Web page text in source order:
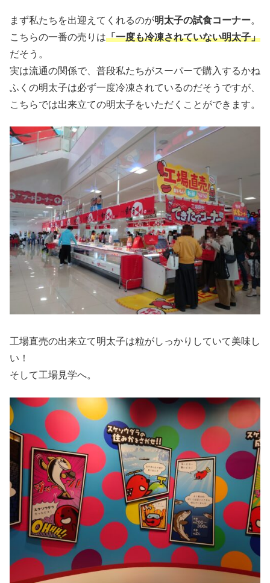
まず私たちを出迎えてくれるのが明太子の試食コーナー。
こちらの一番の売りは「一度も冷凍されていない明太子」
だそう。
実は流通の関係で、普段私たちがスーパーで購入するかね
ふくの明太子は必ず一度冷凍されているのだそうですが、
こちらでは出来立ての明太子をいただくことができます。
工場直売の出来立て明太子は粒がしっかりしていて美味し
い！
そして工場見学へ。